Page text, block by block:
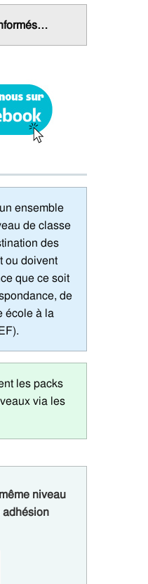
ensemble
de classe
des
ou doivent
que ce soit
de
école à la
les packs
via les
même niveau
adhésion